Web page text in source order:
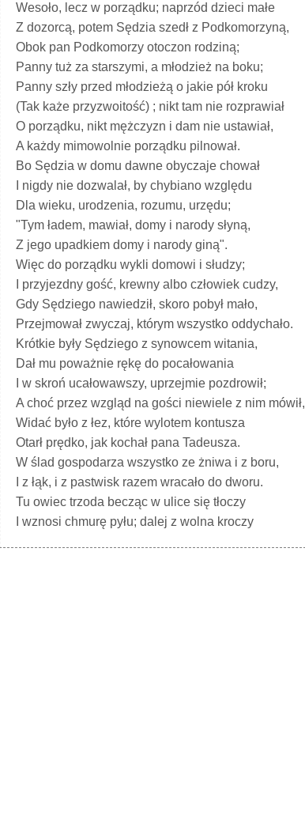
Wesoło, lecz w porządku; naprzód dzieci małe
Z dozorcą, potem Sędzia szedł z Podkomorzyną,
Obok pan Podkomorzy otoczon rodziną;
Panny tuż za starszymi, a młodzież na boku;
Panny szły przed młodzieżą o jakie pół kroku
(Tak każe przyzwoitość) ; nikt tam nie rozprawiał
O porządku, nikt mężczyzn i dam nie ustawiał,
A każdy mimowolnie porządku pilnował.
Bo Sędzia w domu dawne obyczaje chował
I nigdy nie dozwalał, by chybiano względu
Dla wieku, urodzenia, rozumu, urzędu;
"Tym ładem, mawiał, domy i narody słyną,
Z jego upadkiem domy i narody giną".
Więc do porządku wykli domowi i słudzy;
I przyjezdny gość, krewny albo człowiek cudzy,
Gdy Sędziego nawiedził, skoro pobył mało,
Przejmował zwyczaj, którym wszystko oddychało.
Krótkie były Sędziego z synowcem witania,
Dał mu poważnie rękę do pocałowania
I w skroń ucałowawszy, uprzejmie pozdrowił;
A choć przez wzgląd na gości niewiele z nim mówił,
Widać było z łez, które wylotem kontusza
Otarł prędko, jak kochał pana Tadeusza.
W ślad gospodarza wszystko ze żniwa i z boru,
I z łąk, i z pastwisk razem wracało do dworu.
Tu owiec trzoda becząc w ulice się tłoczy
I wznosi chmurę pyłu; dalej z wolna kroczy